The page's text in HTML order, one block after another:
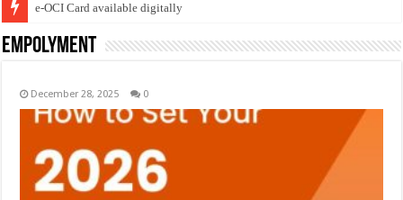
e-OCI Card available digitally
empolyment
December 28, 2025 0